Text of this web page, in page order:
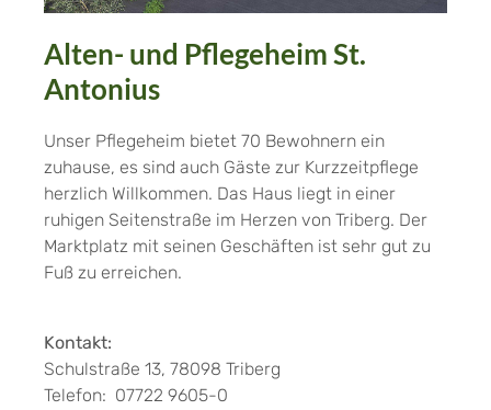
Alten- und Pflegeheim St.
Antonius
Unser Pflegeheim bietet 70 Bewohnern ein
zuhause, es sind auch Gäste zur Kurzzeitpflege
herzlich Willkommen. Das Haus liegt in einer
ruhigen Seitenstraße im Herzen von Triberg. Der
Marktplatz mit seinen Geschäften ist sehr gut zu
Fuß zu erreichen.
Kontakt:
Schulstraße 13, 78098 Triberg
Telefon: 07722 9605-0